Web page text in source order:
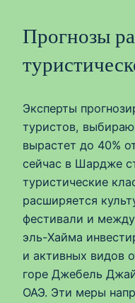
Прогнозы
Эксперты
туристов,
вырастет до 40%
сейчас в Шардже
туристические
расширяется
фестивали и
эль-Хайма
и активных видов
горе Джебель
ОАЭ. Эти меры